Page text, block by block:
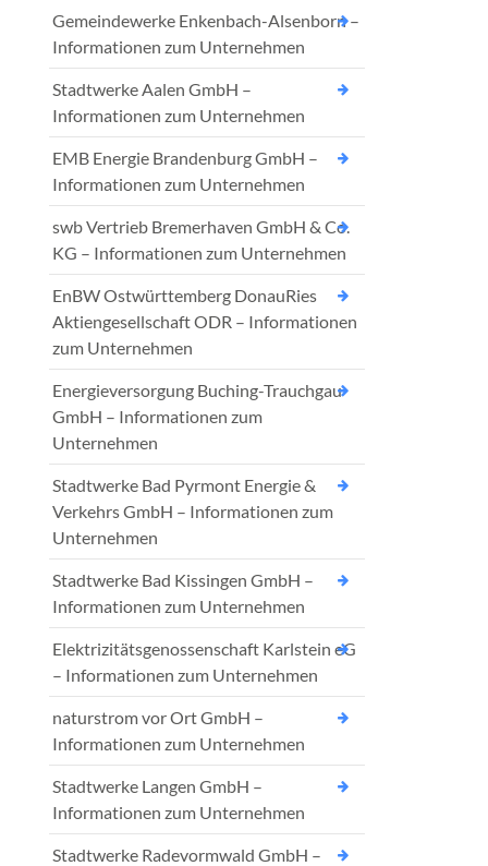
Gemeindewerke Enkenbach-Alsenborn –
Informationen zum Unternehmen
Stadtwerke Aalen GmbH –
Informationen zum Unternehmen
EMB Energie Brandenburg GmbH –
Informationen zum Unternehmen
swb Vertrieb Bremerhaven GmbH & Co.
KG – Informationen zum Unternehmen
EnBW Ostwürttemberg DonauRies
Aktiengesellschaft ODR – Informationen
zum Unternehmen
Energieversorgung Buching-Trauchgau
GmbH – Informationen zum
Unternehmen
Stadtwerke Bad Pyrmont Energie &
Verkehrs GmbH – Informationen zum
Unternehmen
Stadtwerke Bad Kissingen GmbH –
Informationen zum Unternehmen
Elektrizitätsgenossenschaft Karlstein eG
– Informationen zum Unternehmen
naturstrom vor Ort GmbH –
Informationen zum Unternehmen
Stadtwerke Langen GmbH –
Informationen zum Unternehmen
Stadtwerke Radevormwald GmbH –